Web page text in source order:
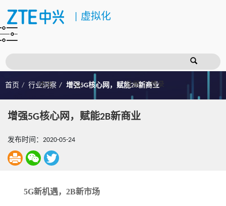
虚拟化
注册 登录
首页 行业洞察 增强5G核心网，赋能2B新商业
增强5G核心网，赋能2B新商业
发布时间：2020-05-24
5G新机遇，2B新市场